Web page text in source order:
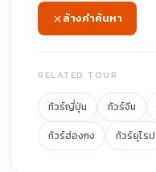
ล้างคำค้นหา
RELATED TOUR
ทัวร์ญี่ปุ่น ทัวร์จีน
ทัวร์ฮ่องกง
ทัวร์ยุโรป